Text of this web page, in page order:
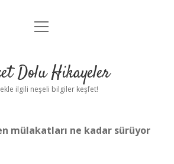
Anasayfa
Yasal Uyarı
menüyü
Dolu Hikayeler
ilgili neşeli bilgiler keşfet!
mülakatları ne kadar sürüyor